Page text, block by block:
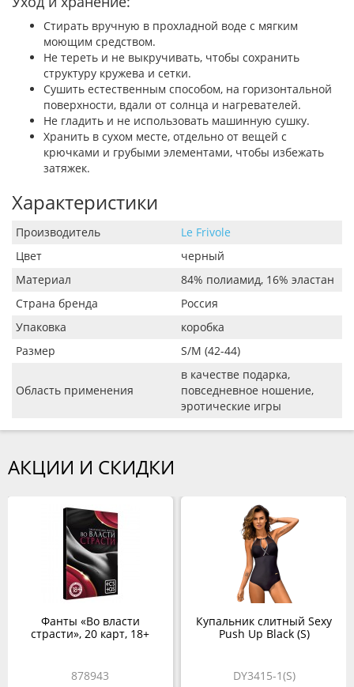
Стирать вручную в прохладной воде с мягким
моющим средством.
Не тереть и не выкручивать, чтобы сохранить
структуру кружева и сетки.
Сушить естественным способом, на горизонтальной
поверхности, вдали от солнца и нагревателей.
Не гладить и не использовать машинную сушку.
Хранить в сухом месте, отдельно от вещей с
крючками и грубыми элементами, чтобы избежать
затяжек.
Характеристики
Производитель
Le Frivole
Цвет
черный
Материал
84% полиамид, 16% эластан
Страна бренда
Россия
Упаковка
коробка
Размер
S/M (42-44)
Область применения
в качестве подарка,
повседневное ношение,
эротические игры
АКЦИИ И СКИДКИ
Фанты «Во власти
страсти», 20 карт, 18+
878943
Купальник слитный Sexy
Push Up Black (S)
DY3415-1(S)